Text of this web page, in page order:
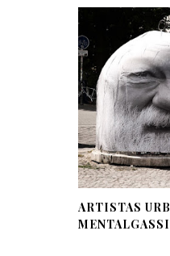
ARTISTAS
MENTALGASSI